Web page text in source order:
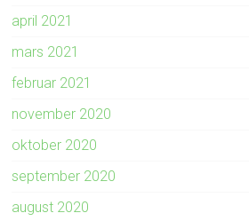
april 2021
mars 2021
februar 2021
november 2020
oktober 2020
september 2020
august 2020